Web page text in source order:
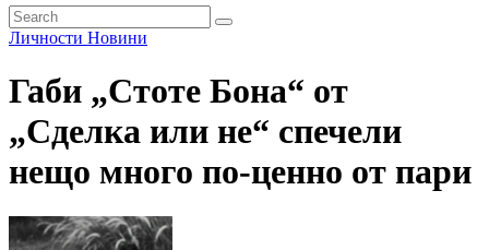
Личности Новини
Габи „Стоте Бона“ от
„Сделка или не“ спечели
нещо много по-ценно от пари